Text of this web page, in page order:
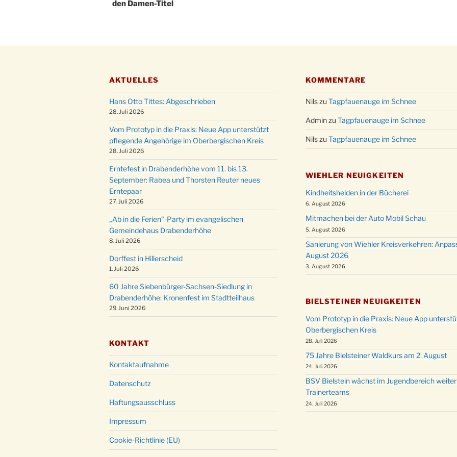
den Damen-Titel
10-12
20.12.
24.12.
24.12.
24.12.
AKTUELLES
Hans Otto Tittes: Abgeschrieben
28. Juli 2026
Vom Prototyp in die Praxis: Neue App unterstützt
pflegende Angehörige im Oberbergischen Kreis
28. Juli 2026
Erntefest in Drabenderhöhe vom 11. bis 13.
September: Rabea und Thorsten Reuter neues
Erntepaar
27. Juli 2026
„Ab in die Ferien“-Party im evangelischen
Gemeindehaus Drabenderhöhe
8. Juli 2026
Dorffest in Hillerscheid
1. Juli 2026
60 Jahre Siebenbürger-Sachsen-Siedlung in
Drabenderhöhe: Kronenfest im Stadtteilhaus
29. Juni 2026
KONTAKT
Kontaktaufnahme
Datenschutz
Haftungsausschluss
Impressum
Cookie-Richtlinie (EU)
KOMMENTARE
Nilszu Tagpfauenauge im Schnee
Adminzu Tagpfauenauge im Schnee
Nilszu Tagpfauenauge im Schnee
WIEHLER NEUIGKEITEN
Kindheitshelden in der Bücherei
6. August 2026
Mitmachen bei der Auto Mobil Schau
5. August 2026
Sanierung von Wiehler Kreisverkehren:
August 2026
3. August 2026
BIELSTEINER NEUIGKEITEN
Vom Prototyp in die Praxis: Neue App
Oberbergischen Kreis
28. Juli 2026
75 Jahre Bielsteiner Waldkurs am 2. August
24. Juli 2026
BSV Bielstein wächst im Jugendbereich
Trainerteams
24. Juli 2026